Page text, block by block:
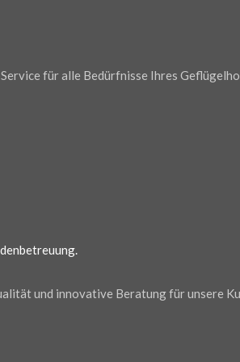
für alle Bedürfnisse Ihres
und innovative Beratung für unsere